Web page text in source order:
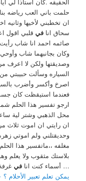
حلمت باني العب رياضه
ان تخطبني لأخيها
سحاق انافي قلبي اقول
صائمه احمد انا شاب
وكان بجانبهما شاب
وصديقتها ولكن لا اعرف
السياره وسألت حبيبتي
اصرخ وأكسر وأضرب
فعندما استيقظت كان
ارجو تفسير هذا الحلم
محل الذهبي وشتر لية
ان رايتي ان اموت ثلاث
وحديقتلني ولم اموتي
مغلفه ،،ماتفسير هذا
بلاستك مثقوب ولا يعلم
… أسماء كنت انافي
يمكن تعلم تعبير الأحلام ؟